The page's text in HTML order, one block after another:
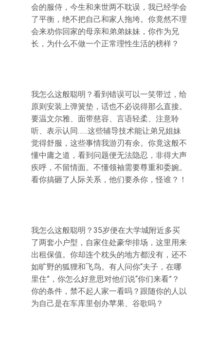
会的服侍，今生和来世两不耽误，我已经学会
了平衡，绝不把自己和家人拖垮。你竟然不理
会来劝你回家的母亲和弟弟妹妹，你作为兄
长，为什么不做一个正常理性生活的榜样？
我怎么这般聪明？看到错误可以一笑带过，给
原则安装上弹簧垫，话也不必说得那么直接。
要温文尔雅、面带慈容、言语轻柔、注意聆
听、表示认同……这些辅导技术能让弟兄姐妹
觉得舒服，这些事情我游刃有余。你竟这般不
懂中庸之道，看到问题便无法隐忍，非得大声
疾呼，不留情面。不懂领袖需要尊重和委婉。
看你搞砸了人际关系，他们要杀你，怪谁？！
我怎么这般聪明？35岁便在大学城附近多买
了两套小户型，自家住处豪华排场，这里用来
出租保值。你却连个枕头的地方都没有，还不
如旷野的狐狸和飞鸟。有人问你“夫子，在哪
里住”，你怎么好意思对他们说“你们来看”？
你的条件，禁不起人家一看吗？跟随你的人以
为自己是在车库里创办苹果、谷歌吗？